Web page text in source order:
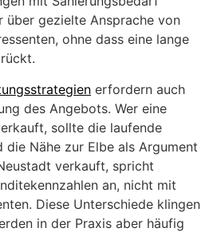
über gezielte Ansprache von
ohne dass eine lange
erfordern auch
des Angebots. Wer eine
sollte die laufende
Nähe zur Elbe als Argument
verkauft, spricht
an, nicht mit
Diese Unterschiede klingen
in der Praxis aber häufig